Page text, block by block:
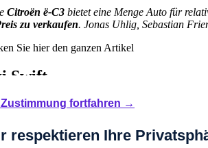
Citroën ë-C3 bietet eine Menge Auto für
zu verkaufen. Jonas Uhlig, Sebastian
Sie hierden ganzen Artikel
Swift
kleines Auto. Sauber gemacht und
Siehierden ganzen Artikel
fortfahren →
respektieren Ihre